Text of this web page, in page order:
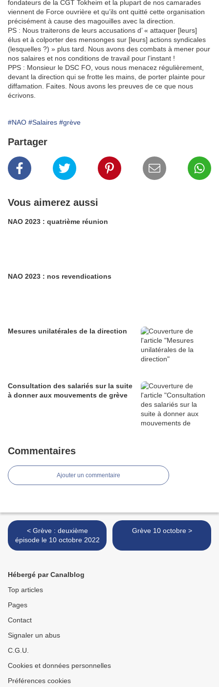
fondateurs de la CGT Tokheim et la plupart de nos camarades
viennent de Force ouvrière et qu’ils ont quitté cette organisation
précisément à cause des magouilles avec la direction.
PS : Nous traiterons de leurs accusations d’ « attaquer [leurs]
élus et à colporter des mensonges sur [leurs] actions syndicales
(lesquelles ?) » plus tard. Nous avons des combats à mener pour
nos salaires et nos conditions de travail pour l’instant !
PPS : Monsieur le DSC FO, vous nous menacez régulièrement,
devant la direction qui se frotte les mains, de porter plainte pour
diffamation. Faites. Nous avons les preuves de ce que nous
écrivons.
#NAO #Salaires #grève
Partager
Vous aimerez aussi
NAO 2023 : quatrième réunion
NAO 2023 : nos revendications
Mesures unilatérales de la direction
Consultation des salariés sur la suite
à donner aux mouvements de grève
Commentaires
Ajouter un commentaire
< Grève : deuxième
épisode le 10 octobre 2022
Grève 10 octobre >
Hébergé par Canalblog
Top articles
Pages
Contact
Signaler un abus
C.G.U.
Cookies et données personnelles
Préférences cookies